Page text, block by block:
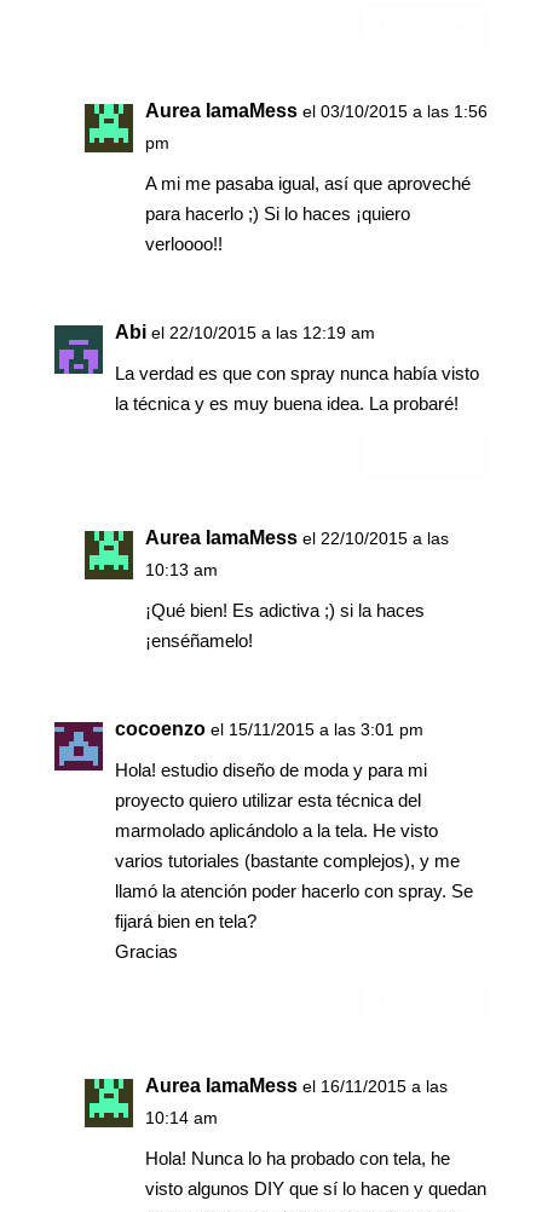
Aurea IamaMess el 03/10/2015 a las 1:56
pm
A mi me pasaba igual, así que aproveché
para hacerlo ;) Si lo haces ¡quiero
verloooo!!
Abi el 22/10/2015 a las 12:19 am
La verdad es que con spray nunca había visto
la técnica y es muy buena idea. La probaré!
Aurea IamaMess el 22/10/2015 a las
10:13 am
¡Qué bien! Es adictiva ;) si la haces
¡enséñamelo!
cocoenzo el 15/11/2015 a las 3:01 pm
Hola! estudio diseño de moda y para mi
proyecto quiero utilizar esta técnica del
marmolado aplicándolo a la tela. He visto
varios tutoriales (bastante complejos), y me
llamó la atención poder hacerlo con spray. Se
fijará bien en tela?
Gracias
Aurea IamaMess el 16/11/2015 a las
10:14 am
Hola! Nunca lo ha probado con tela, he
visto algunos DIY que sí lo hacen y quedan